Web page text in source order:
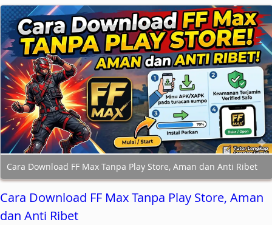
Cara Download FF Max Tanpa Play Store, Aman dan Anti Ribet
Cara Download FF Max Tanpa Play Store, Aman
dan Anti Ribet